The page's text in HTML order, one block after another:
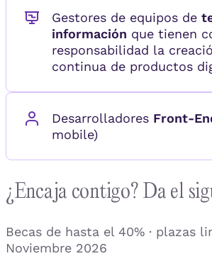
Gestores de equipos de
información que tienen
responsabilidad la
continua de productos
Desarrolladores Front-
mobile)
¿Encaja contigo? Da el
Becas de hasta el 40% · plazas
Noviembre 2026